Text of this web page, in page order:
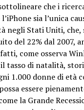
che i
sia l’unica
negli Stati Uniti, che,
del 22% dal 2007,
come osserva
tasso di natalità,
1.000 donne di età
essere
la Grande